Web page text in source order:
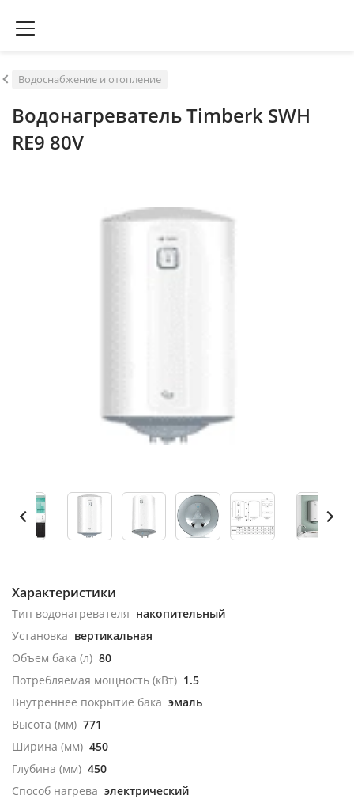
Водоснабжение и отопление
Водонагреватель Timberk SWH
RE9 80V
Характеристики
Тип водонагревателя накопительный
Установка вертикальная
Объем бака (л) 80
Потребляемая мощность (кВт) 1.5
Внутреннее покрытие бака эмаль
Высота (мм) 771
Ширина (мм) 450
Глубина (мм) 450
Способ нагрева электрический